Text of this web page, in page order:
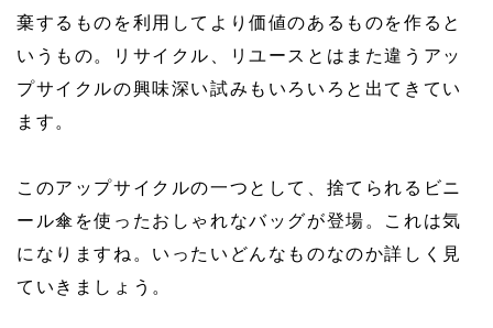
棄するものを利用してより価値のあるものを作ると
いうもの。リサイクル、リユースとはまた違うアッ
プサイクルの興味深い試みもいろいろと出てきてい
ます。
このアップサイクルの一つとして、捨てられるビニ
ール傘を使ったおしゃれなバッグが登場。これは気
になりますね。いったいどんなものなのか詳しく見
ていきましょう。